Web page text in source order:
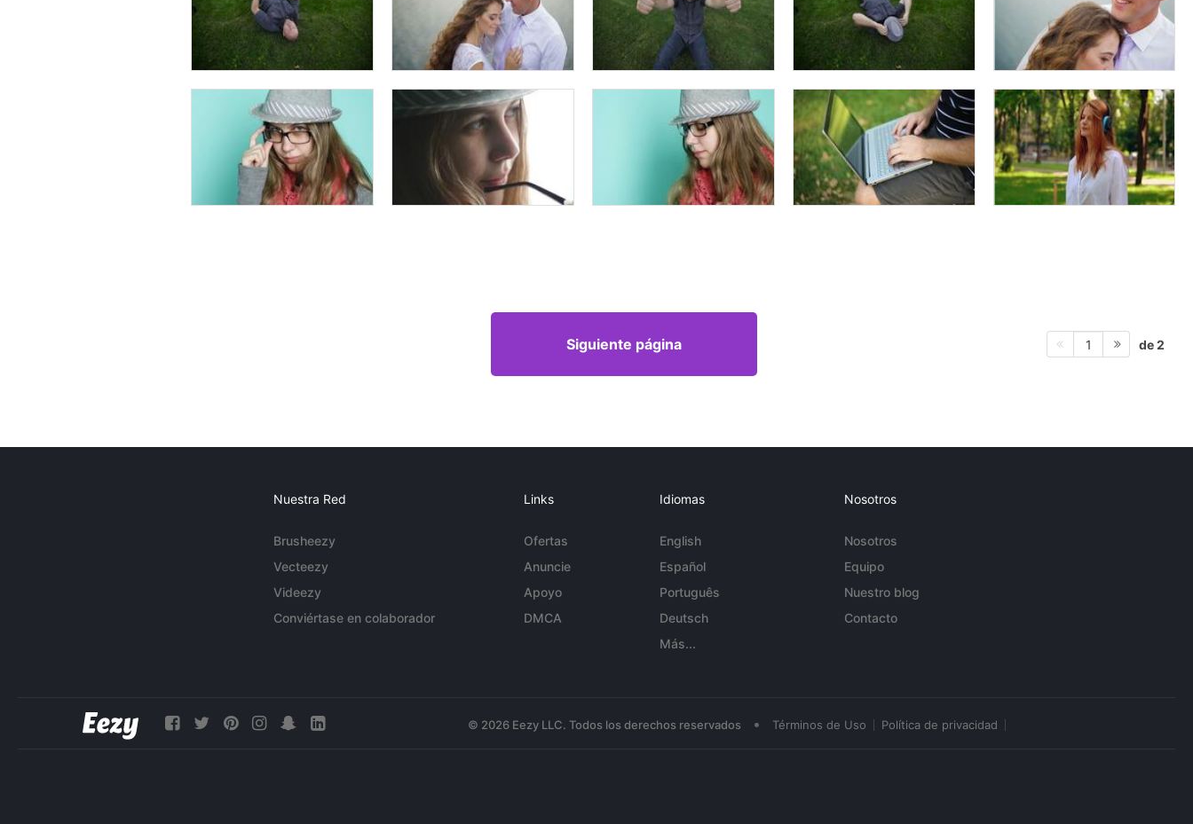
Siguiente página 1 de 2
Nuestra Red
Brusheezy
Vecteezy
Videezy
Conviértase en colaborador
Links
Ofertas
Anuncie
Apoyo
DMCA
Idiomas
English
Español
Português
Deutsch
Más...
Nosotros
Nosotros
Equipo
Nuestro blog
Contacto
© 2026 Eezy LLC. Todos los derechos reservados • Términos de Uso Política de privacidad